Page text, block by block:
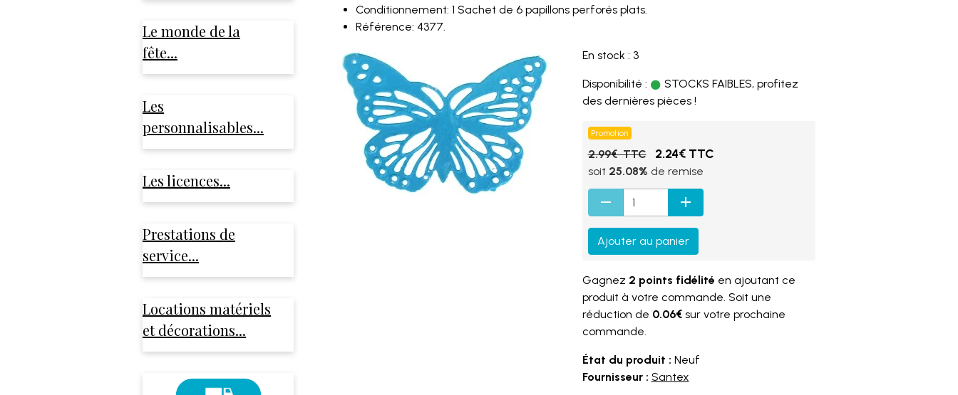
Conditionnement: 1 Sachet de 6 papillons perforés plats.
Référence: 4377.
En stock : 3
Disponibilité :
STOCKS FAIBLES, profitez
des dernières pièces !
Promotion
2.99€ TTC 2.24€ TTC
soit 25.08% de remise
Ajouter au panier
Gagnez 2 points fidélité en ajoutant ce
produit à votre commande. Soit une
réduction de 0.06€sur votre prochaine
commande.
État du produit : Neuf
Fournisseur : Santex
Le monde de la
fête...
Les
personnalisables...
Les licences...
Prestations de
service...
Locations matériels
et décorations...